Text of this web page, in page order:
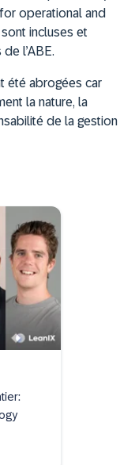
operational and
incluses et
l’ABE.
été abrogées car
la nature, la
de la gestion